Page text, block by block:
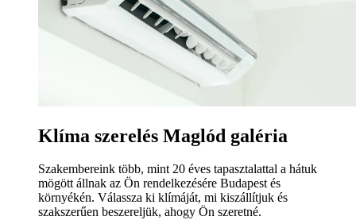
Klíma szerelés Maglód galéria
Szakembereink több, mint 20 éves tapasztalattal a hátuk
mögött állnak az Ön rendelkezésére Budapest és
környékén. Válassza ki klímáját, mi kiszállítjuk és
szakszerűen beszereljük, ahogy Ön szeretné.